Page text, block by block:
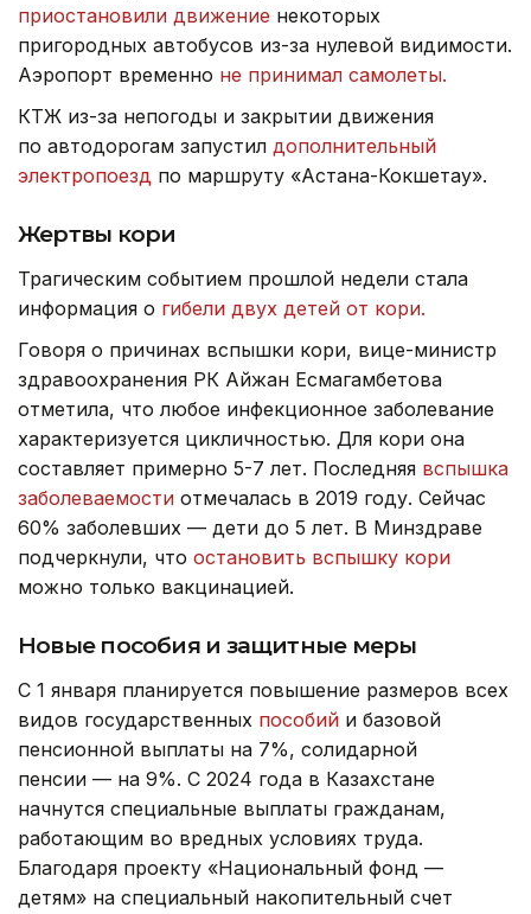
приостановили движение некоторых
пригородных автобусов из-за нулевой видимости.
Аэропорт временно не принимал самолеты.
КТЖ из-за непогоды и закрытии движения
по автодорогам запустил дополнительный
электропоезд по маршруту «Астана-Кокшетау».
Жертвы кори
Трагическим событием прошлой недели стала
информация о гибели двух детей от кори.
Говоря о причинах вспышки кори, вице-министр
здравоохранения РК Айжан Есмагамбетова
отметила, что любое инфекционное заболевание
характеризуется цикличностью. Для кори она
составляет примерно 5-7 лет. Последняя вспышка
заболеваемости отмечалась в 2019 году. Сейчас
60% заболевших — дети до 5 лет. В Минздраве
подчеркнули, что остановить вспышку кори
можно только вакцинацией.
Новые пособия и защитные меры
С 1 января планируется повышение размеров всех
видов государственных пособий и базовой
пенсионной выплаты на 7%, солидарной
пенсии — на 9%. С 2024 года в Казахстане
начнутся специальные выплаты гражданам,
работающим во вредных условиях труда.
Благодаря проекту «Национальный фонд —
детям» на специальный накопительный счет